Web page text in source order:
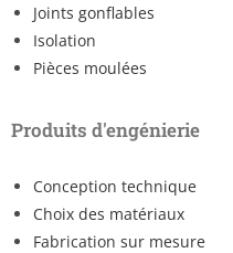
Joints gonflables
Isolation
Pièces moulées
Produits d'engénierie
Conception technique
Choix des matériaux
Fabrication sur mesure